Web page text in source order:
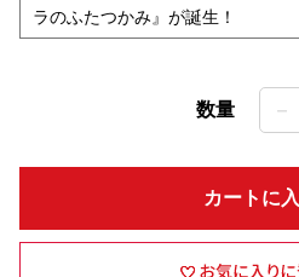
ラのふたつかみ』が誕生！
数量 －
カートに